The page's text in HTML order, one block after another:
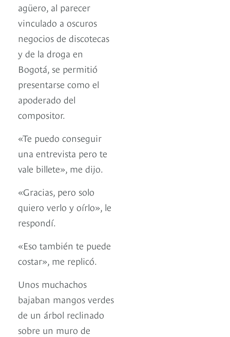
agüero, al parecer
vinculado a oscuros
negocios de discotecas
y de la droga en
Bogotá, se permitió
presentarse como el
apoderado del
compositor.
«Te puedo conseguir
una entrevista pero te
vale billete», me dijo.
«Gracias, pero solo
quiero verlo y oírlo», le
respondí.
«Eso también te puede
costar», me replicó.
Unos muchachos
bajaban mangos verdes
de un árbol reclinado
sobre un muro de